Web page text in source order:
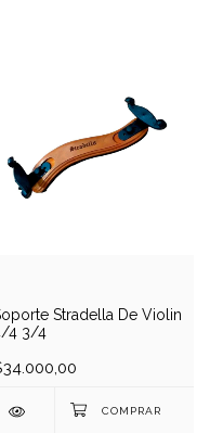
Stradella De Violin
4 3/4